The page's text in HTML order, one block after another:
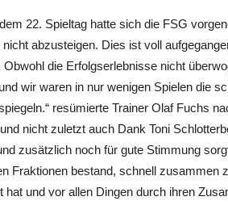
22. Spieltag hatte sich die FSG
abzusteigen. Dies ist voll
Obwohl die Erfolgserlebnisse nicht
wir waren in nur wenigen Spielen die
resümierte Trainer Olaf Fuchs
nicht zuletzt auch Dank Toni
zusätzlich noch für gute Stimmung
Fraktionen bestand, schnell zusammen
hat und vor allen Dingen durch ihren